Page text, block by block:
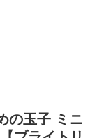
の玉子 ミニ